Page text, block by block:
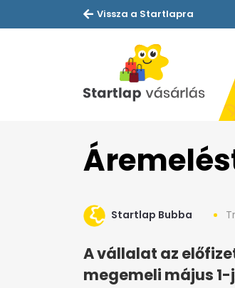
Vissza a Startlapra
Startlap Bubba
A vállalat az
megemeli május